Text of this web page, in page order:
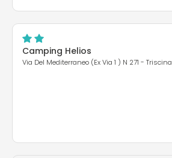
Camping Helios
Via Del Mediterraneo (Ex Via 1 ) N 271 - Triscina